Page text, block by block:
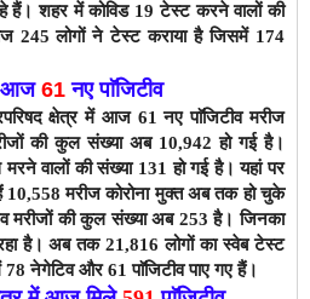
हैं। शहर में कोविड 19 टेस्ट करने वालों की
245 लोगों ने टेस्ट कराया है जिसमें 174
आज 61 नए पाॅजिटीव
क्षेत्र में आज 61 नए पाॅजिटीव मरीज
की कुल संख्या अब 10,942 होगई है।
वालों की संख्या 131 हो गई है।यहां पर
10,558मरीज कोरोना मुक्त अब तक हो चुके
मरीजों की कुल संख्या अब 253 है। जिनका
रहा है। अब तक 21,816लोगों का स्वेब टेस्ट
78नेगेटिव और 61 पाॅजिटीवपाए गए हैं।